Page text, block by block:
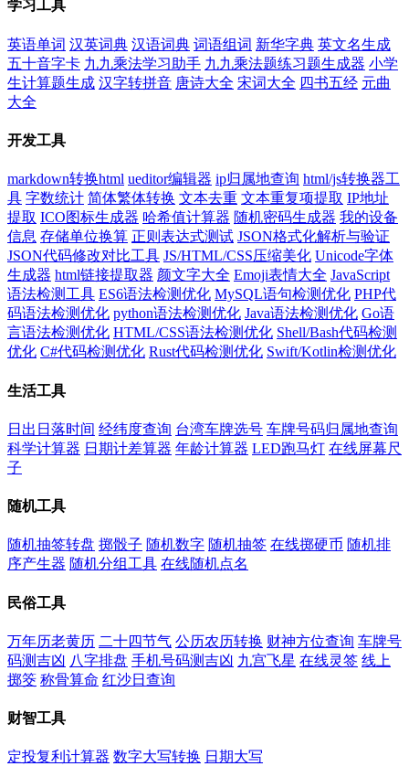
学习工具
英语单词 汉英词典 汉语词典 词语组词 新华字典 英文名生成
五十音字卡 九九乘法学习助手 九九乘法题练习题生成器 小学
生计算题生成 汉字转拼音 唐诗大全 宋词大全 四书五经 元曲
大全
开发工具
markdown转换html ueditor编辑器 ip归属地查询 html/js转换器工
具 字数统计 简体繁体转换 文本去重 文本重复项提取 IP地址
提取 ICO图标生成器 哈希值计算器 随机密码生成器 我的设备
信息 存储单位换算 正则表达式测试 JSON格式化解析与验证
JSON代码修改对比工具 JS/HTML/CSS压缩美化 Unicode字体
生成器 html链接提取器 颜文字大全 Emoji表情大全 JavaScript
语法检测工具 ES6语法检测优化 MySQL语句检测优化 PHP代
码语法检测优化 python语法检测优化 Java语法检测优化 Go语
言语法检测优化 HTML/CSS语法检测优化 Shell/Bash代码检测
优化 C#代码检测优化 Rust代码检测优化 Swift/Kotlin检测优化
生活工具
日出日落时间 经纬度查询 台湾车牌选号 车牌号码归属地查询
科学计算器 日期计差算器 年龄计算器 LED跑马灯 在线屏幕尺
子
随机工具
随机抽签转盘 掷骰子 随机数字 随机抽签 在线掷硬币 随机排
序产生器 随机分组工具 在线随机点名
民俗工具
万年历老黄历 二十四节气 公历农历转换 财神方位查询 车牌号
码测吉凶 八字排盘 手机号码测吉凶 九宫飞星 在线灵签 线上
掷筊 称骨算命 红沙日查询
财智工具
定投复利计算器 数字大写转换 日期大写